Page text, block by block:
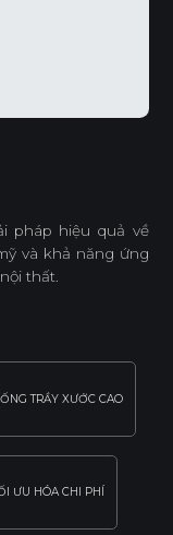
pháp hiệu quả về
và khả năng ứng
thất.
TRẦY XƯỚC CAO
ƯU HÓA CHI PHÍ